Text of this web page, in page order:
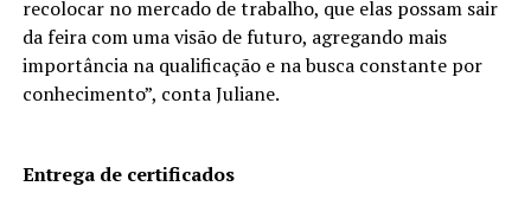
recolocar no mercado de trabalho, que elas possam sair
da feira com uma visão de futuro, agregando mais
importância na qualificação e na busca constante por
conhecimento”, conta Juliane.
Entrega de certificados